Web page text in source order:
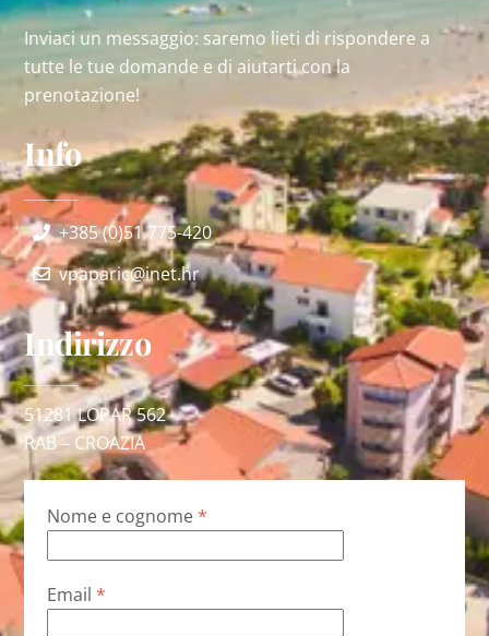
Inviaci un messaggio: saremo lieti di rispondere a
tutte le tue domande e di aiutarti con la
prenotazione!
Info
+385 (0)51 775-420
vpaparic@inet.hr
Indirizzo
51281 LOPAR 562
RAB –CROAZIA
Nome e cognome*
Email *